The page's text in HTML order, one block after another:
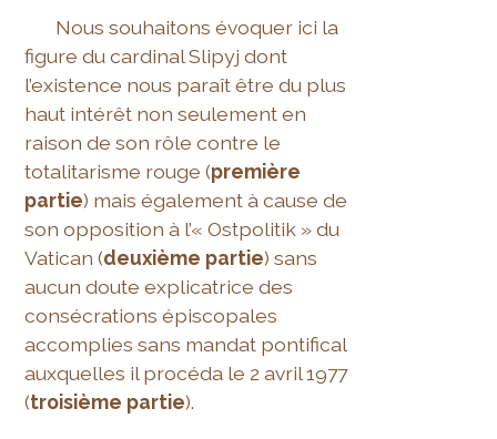
Nous souhaitons évoquer ici la
figure du cardinal Slipyj dont
l’existence nous paraît être du plus
haut intérêt non seulement en
raison de son rôle contre le
totalitarisme rouge (première
partie) mais également à cause de
son opposition à l’« Ostpolitik » du
Vatican (deuxième partie) sans
aucun doute explicatrice des
consécrations épiscopales
accomplies sans mandat pontifical
auxquelles il procéda le 2 avril 1977
(troisième partie).